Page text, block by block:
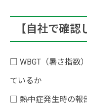
【自社で確認
□ WBGT（暑さ指数
ているか
□ 熱中症発生時の報